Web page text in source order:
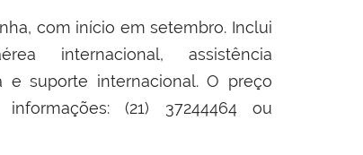
com início em setembro. Inclui
internacional, assistência
e suporte internacional. O preço
(21) 37244464 ou